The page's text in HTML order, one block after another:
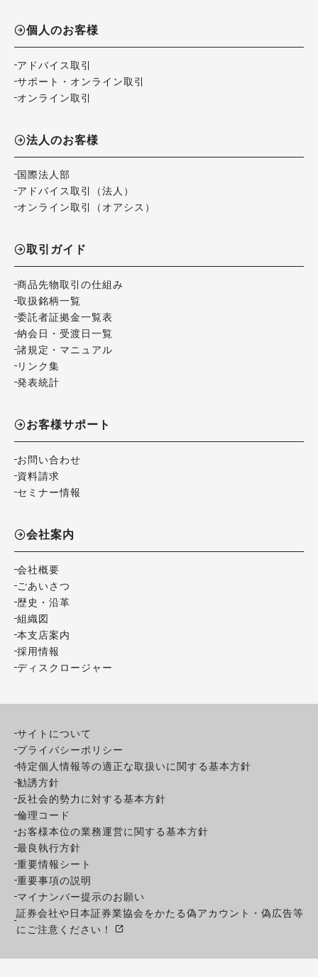
個人のお客様
アドバイス取引
サポート・オンライン取引
オンライン取引
法人のお客様
国際法人部
アドバイス取引（法人）
オンライン取引（オアシス）
取引ガイド
商品先物取引の仕組み
取扱銘柄一覧
委託者証拠金一覧表
納会日・受渡日一覧
諸規定・マニュアル
リンク集
発表統計
お客様サポート
お問い合わせ
資料請求
セミナー情報
会社案内
会社概要
ごあいさつ
歴史・沿革
組織図
本支店案内
採用情報
ディスクロージャー
サイトについて
プライバシーポリシー
特定個人情報等の適正な取扱いに関する基本方針
勧誘方針
反社会的勢力に対する基本方針
倫理コード
お客様本位の業務運営に関する基本方針
最良執行方針
重要情報シート
重要事項の説明
マイナンバー提示のお願い
証券会社や日本証券業協会をかたる偽アカウント・偽広告等
にご注意ください！